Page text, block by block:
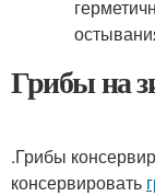
Грибы на
.Грибы
консервировать